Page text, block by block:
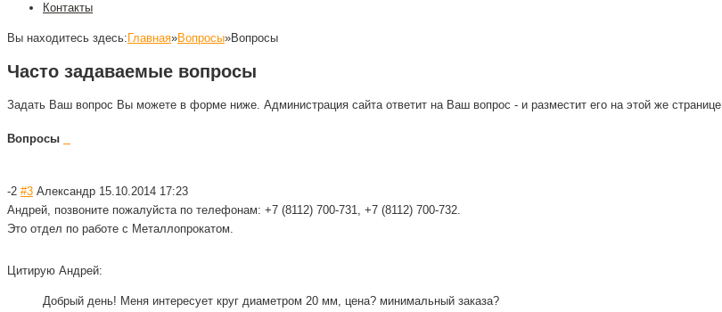
Контакты
Вы находитесь здесь: Главная»Вопросы»Вопросы
Часто задаваемые вопросы
Задать Ваш вопрос Вы можете в форме ниже. Администрация сайта ответит на Ваш вопрос - и разместит его на этой же странице.
Вопросы
-2 #3 Александр 15.10.2014 17:23
Андрей, позвоните пожалуйста по телефонам: +7 (8112) 700-731, +7 (8112) 700-732.
Это отдел по работе с Металлопрокатом.
Цитирую Андрей:
Добрый день! Меня интересует круг диаметром 20 мм, цена? минимальный заказа?